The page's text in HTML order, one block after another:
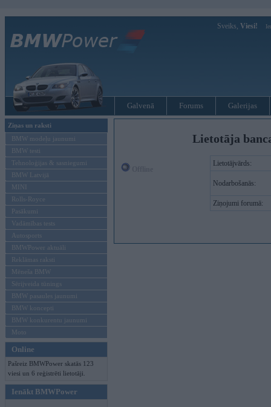
Sveiks, Viesi!
Galvenā Forums Galerijas
Ziņas un raksti
BMW modeļu jaunumi
BMW testi
Tehnoloģijas & sasniegumi
BMW Latvijā
MINI
Rolls-Royce
Pasākumi
Vadāmības tests
Autosports
BMWPower aktuāli
Reklāmas raksti
Mēneša BMW
Sērijveida tūnings
BMW pasaules jaunumi
BMW koncepti
BMW konkurentu jaunumi
Moto
Online
Pašreiz BMWPower skatās 123
viesi un 6 reģistrēti lietotāji.
Ienākt BMWPower
Lietotāja
Lietotājvārds:
Nodarbošanās:
Ziņojumi forumā: